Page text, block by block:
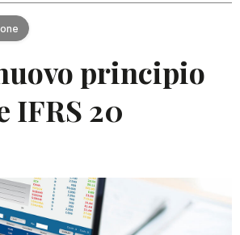
principio
IFRS 20